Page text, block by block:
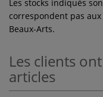
Les stocks indiqués
correspondent pas aux
Beaux-Arts.
Les clients
articles